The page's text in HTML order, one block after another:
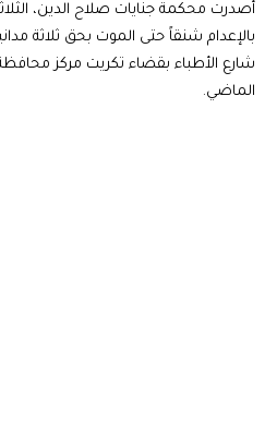
بالإعدام شنقاً حتى الموت بحق ثلاثة
شارع الأطباء بقضاء تكريت مركز
الماضي.